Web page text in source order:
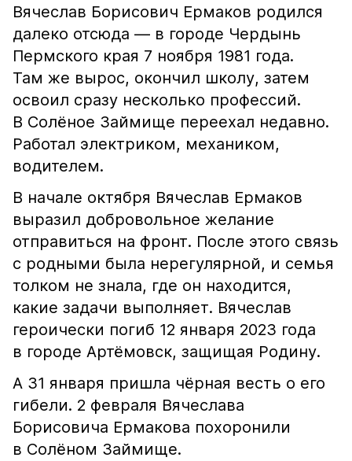
Вячеслав Борисович Ермаков родился
далеко отсюда — в городе Чердынь
Пермского края 7 ноября 1981 года.
Там же вырос, окончил школу, затем
освоил сразу несколько профессий.
В Солёное Займище переехал недавно.
Работал электриком, механиком,
водителем.
В начале октября Вячеслав Ермаков
выразил добровольное желание
отправиться на фронт. После этого связь
с родными была нерегулярной, и семья
толком не знала, где он находится,
какие задачи выполняет. Вячеслав
героически погиб 12 января 2023 года
в городе Артёмовск, защищая Родину.
А 31 января пришла чёрная весть о его
гибели. 2 февраля Вячеслава
Борисовича Ермакова похоронили
в Солёном Займище.